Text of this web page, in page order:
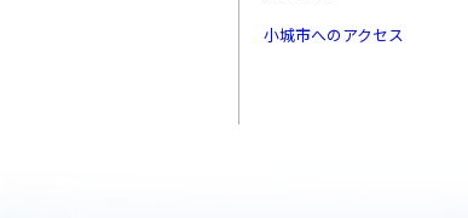
小城市へのアクセス